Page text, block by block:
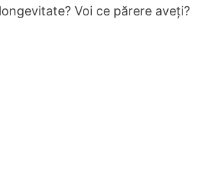
Voi ce părere aveți?